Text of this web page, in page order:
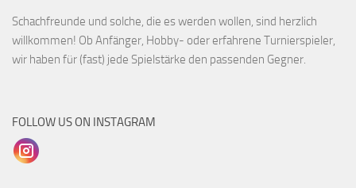
Schachfreunde und solche, die es werden wollen, sind herzlich
willkommen! Ob Anfänger, Hobby- oder erfahrene Turnierspieler,
wir haben für (fast) jede Spielstärke den passenden Gegner.
FOLLOW US ON INSTAGRAM